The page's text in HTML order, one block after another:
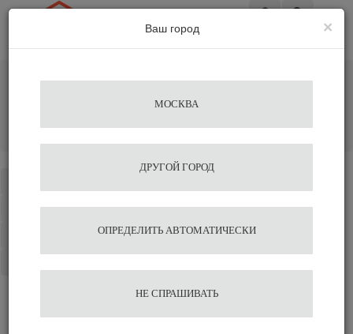
Профессиональная капельная фильтр кофеварка LEHEHE
Избранное
Отзывы на сайте миркофе
×
Ваш город
МОСКВА
ДРУГОЙ ГОРОД
ОПРЕДЕЛИТЬ АВТОМАТИЧЕСКИ
НЕ СПРАШИВАТЬ